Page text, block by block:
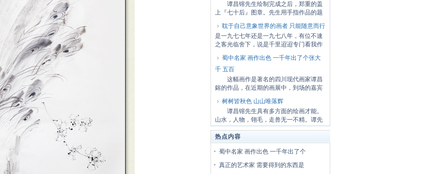
谭昌镕先生绘制完成之后，郑重的盖
上『七十后』图章。先生用手指作品的题
耽于自己意象世界的画者 只能随意而行
是一九七七年还是一九七八年，有位不速
之客光临舍下，说是千里迢迢专门看我作
蜀中名家 画作出色 一千年出了个张大
千 五百
这幅画作是著名的四川现代画家谭昌
鎔的作品，在近期的画展中，到场的嘉宾
树树皆秋色 山山唯落辉
谭昌镕先生具有多方面的绘画才能。
山水，人物，翎毛，走兽无一不精。谭先
生深受川...
热点内容
蜀中名家 画作出色 一千年出了个
真正的艺术家 需要得到的东西是